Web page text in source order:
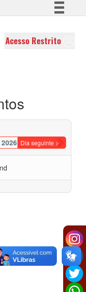
Comunica BR
Acesso Restrito
Dia seguinte >